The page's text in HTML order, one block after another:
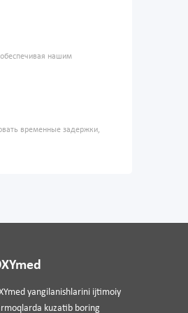
обеспечивая нашим
временные задержки,
yangilanishlarini ijtimoiy
kuzatib boring